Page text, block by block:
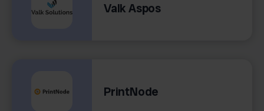
Valk Aspos
PrintNode